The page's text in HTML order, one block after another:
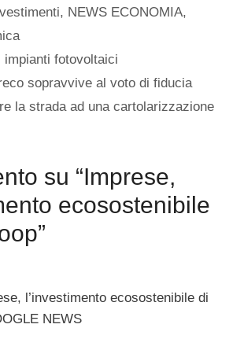
, NEWS ECONOMIA,
impianti fotovoltaici
sopravvive al voto di fiducia
la strada ad una cartolarizzazione
su “Imprese,
ecosostenibile
l’investimento ecosostenibile di
NEWS